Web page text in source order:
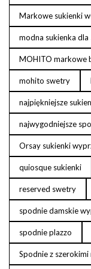
Markowe sukienki
modna sukienka
MOHITO markowe
mohito swetry
najpiękniejsze
najwygodniejsze
Orsay sukienki
quiosque sukienki
reserved swetry
spodnie damskie
spodnie plazzo
Spodnie z